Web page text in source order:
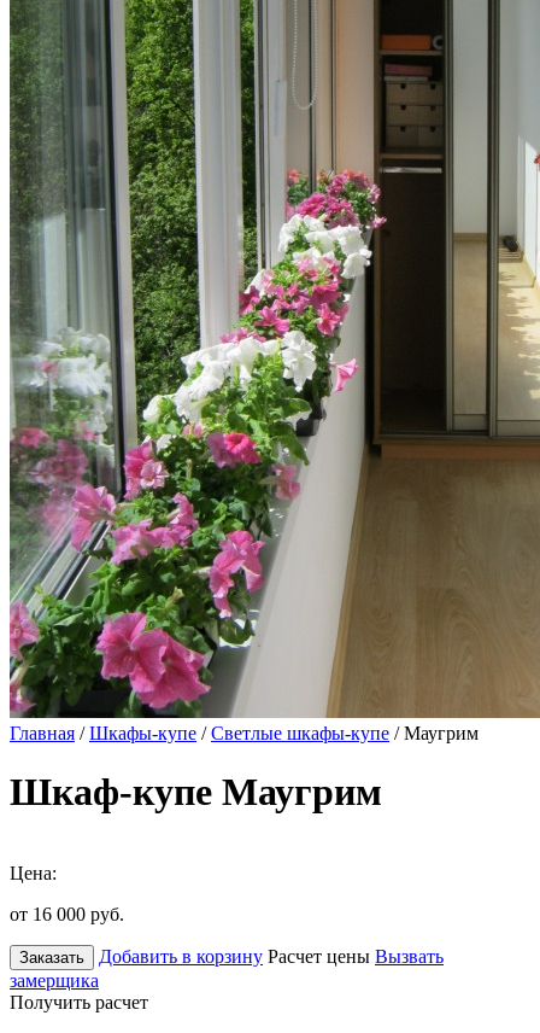
Главная /Шкафы-купе /Светлые шкафы-купе / Маугрим
Шкаф-купе Маугрим
Цена:
от 16 000 руб.
Заказать Добавить в корзину Расчет цены Вызвать
замерщика
Получить расчет